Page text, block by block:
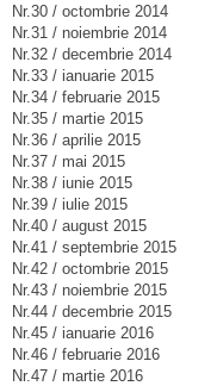
Nr.30 / octombrie 2014
Nr.31 / noiembrie 2014
Nr.32 / decembrie 2014
Nr.33 / ianuarie 2015
Nr.34 / februarie 2015
Nr.35 / martie 2015
Nr.36 / aprilie 2015
Nr.37 / mai 2015
Nr.38 / iunie 2015
Nr.39 / iulie 2015
Nr.40 / august 2015
Nr.41 / septembrie 2015
Nr.42 / octombrie 2015
Nr.43 / noiembrie 2015
Nr.44 / decembrie 2015
Nr.45 / ianuarie 2016
Nr.46 / februarie 2016
Nr.47 / martie 2016